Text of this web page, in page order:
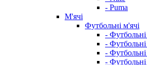
- Puma
М'ячі
Футбольні м'ячі
-
- Футбольні
-
- Футбольні